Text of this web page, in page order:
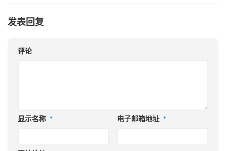
发表回复
评论
显示名称 * 电子邮箱地址 *